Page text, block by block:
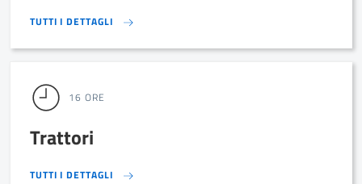
TUTTI I DETTAGLI TUTTI I DETTAGLI
16 ORE
Trattori
TUTTI I DETTAGLI TUTTI I DETTAGLI